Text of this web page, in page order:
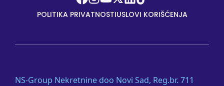
POLITIKA PRIVATNOSTIUSLOVI KORIŠĆENJA
NS-Group Nekretnine doo Novi Sad, Reg.br. 711